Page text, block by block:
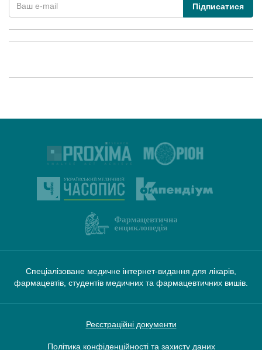
Підписатися
Спеціалізоване медичне інтернет-видання для лікарів,
фармацевтів, студентів медичних та фармацевтичних вишів.
Реєстраційні документи
Політика конфіденційності та захисту даних